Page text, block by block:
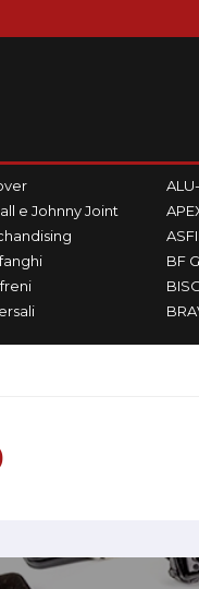
e Johnny Joint
BF